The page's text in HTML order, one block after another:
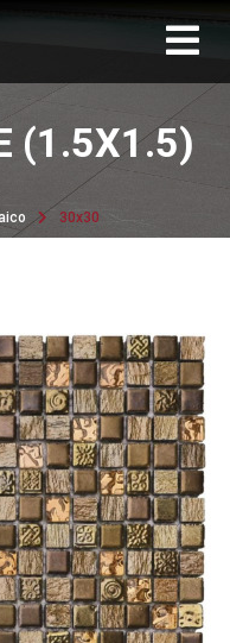
(1.5X1.5)
30x30